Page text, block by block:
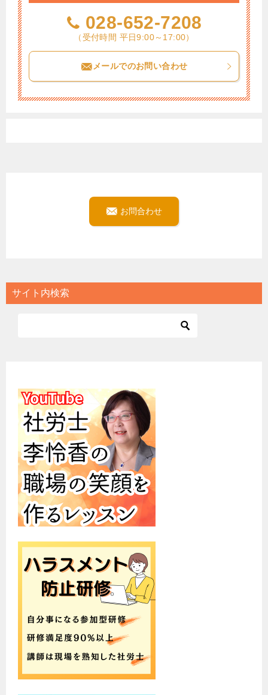
028-652-7208
（受付時間 平日9:00～17:00）
メールでのお問い合わせ
お問合わせ
サイト内検索